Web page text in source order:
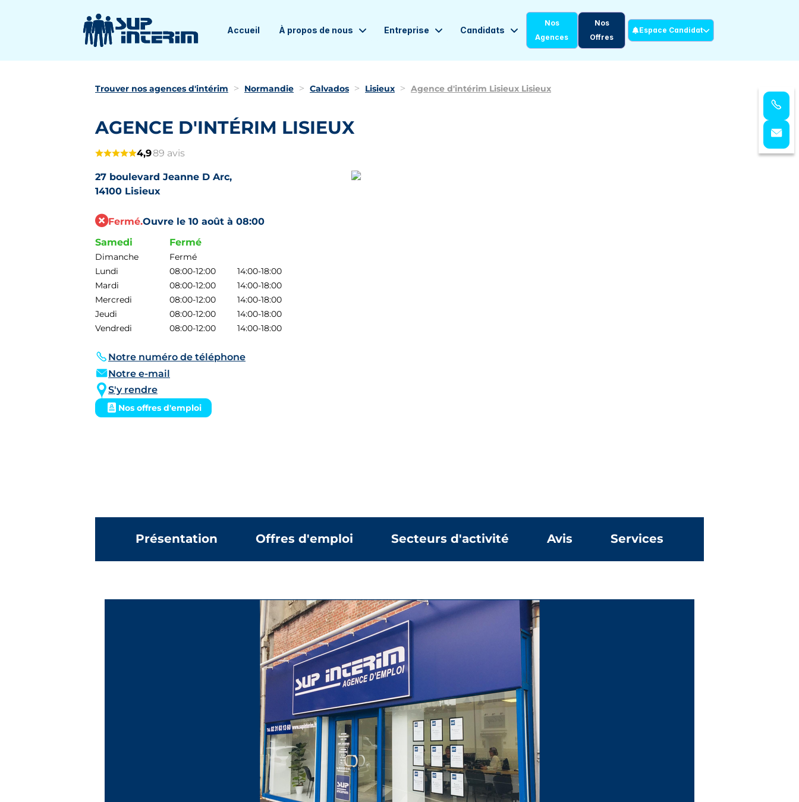
Accueil À propos de nous Entreprise Candidats
Nos
Agences
Nos
Offres
Espace Candidat
Trouver nos agences d'intérim Normandie Calvados Lisieux Agence d'intérim Lisieux Lisieux
AGENCE D'INTÉRIM LISIEUX
4,989 avis
27 boulevard Jeanne D Arc,
14100 Lisieux
Fermé.Ouvre le 10 août à 08:00
Samedi
Fermé
Dimanche
Fermé
Lundi
08:00-12:00
14:00-18:00
Mardi
08:00-12:00
14:00-18:00
Mercredi
08:00-12:00
14:00-18:00
Jeudi
08:00-12:00
14:00-18:00
Vendredi
08:00-12:00 14:00-18:00
Notre numéro de téléphone
Notre e-mail
S'y rendre
Nos offres d'emploi
Présentation Offres d'emploi Secteurs d'activité Avis Services